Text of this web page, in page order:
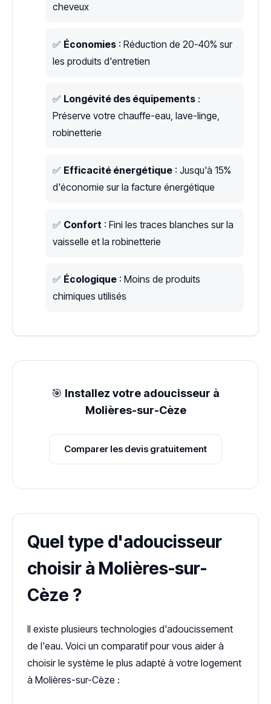
cheveux
✅ Économies : Réduction de 20-40% sur
les produits d'entretien
✅ Longévité des équipements :
Préserve votre chauffe-eau, lave-linge,
robinetterie
✅ Efficacité énergétique : Jusqu'à 15%
d'économie sur la facture énergétique
✅ Confort : Fini les traces blanches sur la
vaisselle et la robinetterie
✅ Écologique : Moins de produits
chimiques utilisés
🎯 Installez votre adoucisseur à
Molières-sur-Cèze
Comparer les devis gratuitement
Quel type d'adoucisseur
choisir à Molières-sur-
Cèze ?
Il existe plusieurs technologies d'adoucissement
de l'eau. Voici un comparatif pour vous aider à
choisir le système le plus adapté à votre logement
à Molières-sur-Cèze :